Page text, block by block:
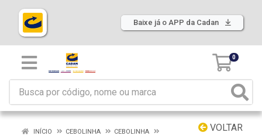
Baixe já o APP da Cadan
0
VOLTAR
INÍCIO CEBOLINHA
CEBOLINHA